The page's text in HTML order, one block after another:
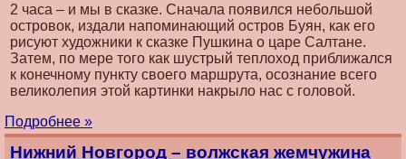
2 часа – и мы в сказке. Сначала появился небольшой
островок, издали напоминающий остров Буян, как его
рисуют художники к сказке Пушкина о царе Салтане.
Затем, по мере того как шустрый теплоход приближался
к конечному пункту своего маршрута, осознание всего
великолепия этой картинки накрыло нас с головой.
Подробнее »
Нижний Новгород – волжская жемчужина